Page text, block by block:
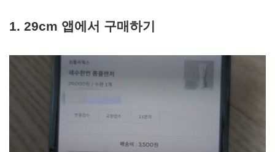
1. 29cm 앱에서 구매하기